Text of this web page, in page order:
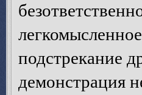
подстрекание
демонстрация